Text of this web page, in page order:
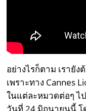
อย่างไรก็ตาม เรายั
เพราะทาง Cannes
ในแต่ละหมวดต่อๆ ไ